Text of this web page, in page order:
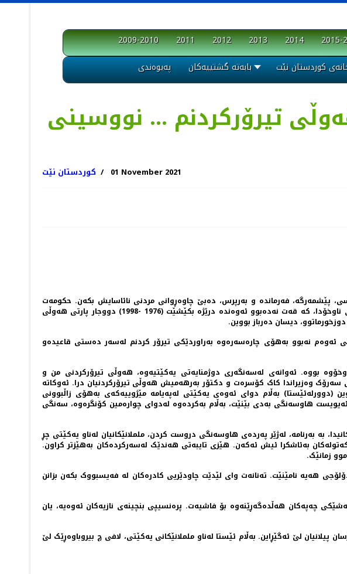
2009-2010 2011 2012 2013 2014 2015-
پەیوەندی
بابەتە گشتییەکان کوردستان نێت
تیرۆرکردنم ... نووسینی
کوردستان نێت 01 November 2021
فەرماندە و بەرپرس، دەبێ چاوەڕوانی مردنی نائاسایش بکەن. حکومەت
بەردەوام هەوڵی کوشتنی داوم. چەندجارێکیش هەوڵەکانیان جێ بەجێ کردوە. بەڵام ڕێکەوت پاراستومی. لەشەڕی ناوخۆدا، کە قەت نەدەبوو ئەوەندە درێژە بکێشێت (1976 -1998) دووجار پارتی هەوڵی
دیسان دەرباز بووین.
ئەوەم نەبوو بەهۆی چارەسەرەوە بەراوردێکی تیرۆر کردنم لەسەر دەستی قاعیدەو
بووە. ئەوانەی لەسەنگەری دوژمنایەتی یەکێتیەوە، هەوڵی تیرۆرکردنی من و
وەزیراندا کاک کۆسرەت و دکتۆر بەرهەمیش هەوڵی تیرۆرکردنیان درا. ئەوکاتە
(دوورلەئێستا) بەڵام دوای ئەوەی یەکێتی لەپەیامە مێژوییەکەی بەهۆی زاڵبوونی
هاوسەنگی بەدی بێنێت، بەڵام بەکردەوە لەدوای چوارەمین کۆنگرەوە، سەنگی
بە بەرنامە، لەژێر پەردەی هاوسەنگی دروست کردن، ململانێکانیان لەناو یەکێتی چڕ
بەئاشکرا ئیش ئەکەن. هێزی تایبەتی هەندێک لەسەرکردەکان بەهێزتر کراون.
زمانێک.
هەیە نامێنێت. تەنانەت وای لێدێت چاودێریی کادرەکان لە فەیسبووک بکەن بزانن
چەپەکان هەڵدەگەڕێنەوە بۆ فاشیەت. پرەنسیپی بنچینەی نازیەکان ئەوەیە، یان
لێ ئەگێڕاین. بەڵام ئێستا لەناو ململانێکانی یەکێتی، لافی چ بیروباوەڕێک لێ